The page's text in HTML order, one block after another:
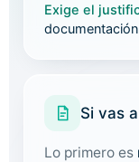
Exige el
Si vas
Lo primero es